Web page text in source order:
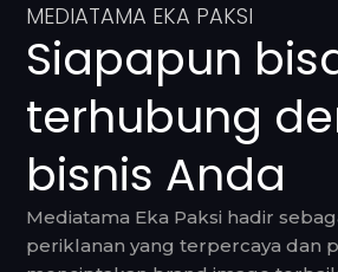
MEDIATAMA EKA PAKSI
Siapapun
terhubung
bisnis Anda
Mediatama Eka Paksi hadir
periklanan yang terpercaya dan